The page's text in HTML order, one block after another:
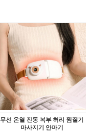
무선 온열 진동 복부 허리 찜질기
마사지기 안마기